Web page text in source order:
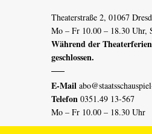
Theaterstraße 2, 01067
Mo – Fr 10.00 – 18.30 Uhr,
Während der
geschlossen.
E-Mail
Telefon 0351.49 13-567
Mo – Fr 10.00 – 18.30 Uhr